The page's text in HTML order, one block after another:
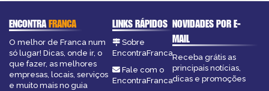
ENCONTRAFRANCA
O melhor de Franca num
só lugar! Dicas, onde ir, o
que fazer, as melhores
empresas, locais, serviços
e muito mais no guia
LINKS RÁPIDOS
Sobre
EncontraFranca
Fale com o
EncontraFranca
NOVIDADES POR E-
MAIL
Receba grátis as
principais notícias,
dicas e promoções